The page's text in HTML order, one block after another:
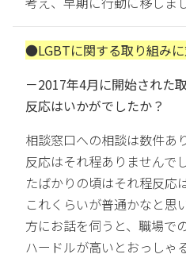
●LGBTに関する取り組み
－2017年4月に開始された
反応はいかがでしたか？
相談窓口への相談は数件あ
反応はそれ程ありませんで
たばかりの頃はそれ程反応
これくらいが普通かなと思
方にお話を伺うと、職場で
ハードルが高いとおっしゃ